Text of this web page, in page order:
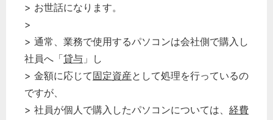
> お世話になります。
>
> 通常、業務で使用するパソコンは会社側で購入し
社員へ「貸与 」し
> 金額に応じて固定資産として処理を行っているの
ですが、
> 社員が個人で購入したパソコンについては、 経費